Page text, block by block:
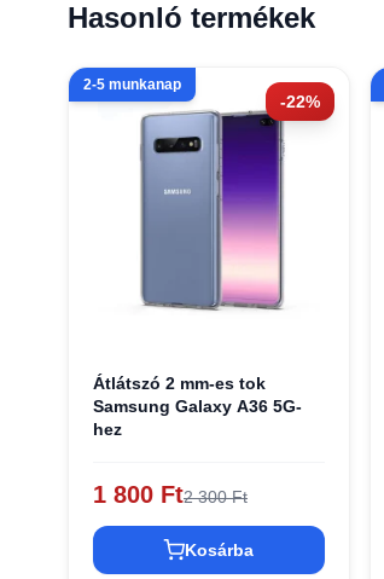
Hasonló termékek
-22%
2-5 munkanap
Átlátszó 2 mm-es tok
Samsung Galaxy A36 5G-
hez
1 800 Ft2 300 Ft
Kosárba